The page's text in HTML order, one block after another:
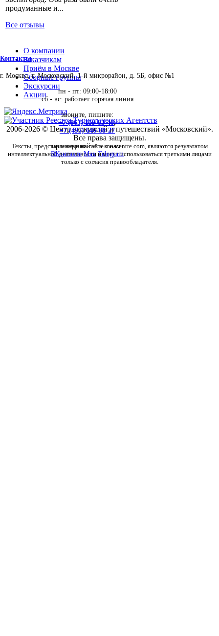
продуманные и...
Все отзывы
Контакты
г. Москва, г. Московский, 1-й микрорайон, д. 5Б, офис №1
пн - пт: 09:00-18:00
сб - вс: работает горячая линия
звоните, пишите:
+7 (965) 159-83-40,
+7 (495) 646-88-27
присоединяйтесь к нам:
ВКонтакте Max Telegram
О компании
Заказчикам
Приём в Москве
Сборные группы
Экскурсии
Акции
2006-2026 © Центр экскурсий и путешествий «Московский».
Все права защищены.
Тексты, представленные на сайте moscentre.com, являются результатом
интеллектуальной деятельности и могут использоваться третьими лицами
только с согласия правообладателя.